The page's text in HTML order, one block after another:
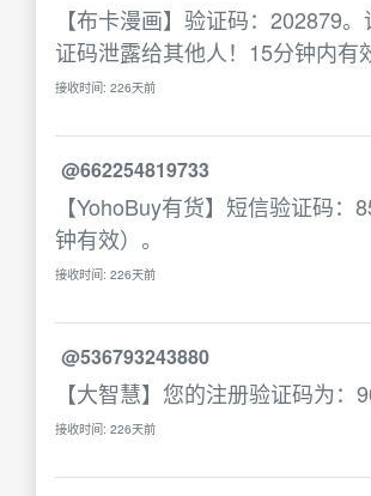
【布卡漫画】验证码：202879
证码泄露给其他人！15分钟内有
接收时间: 226天前
@662254819733
【YohoBuy有货】短信验证码：
钟有效）。
接收时间: 226天前
@536793243880
【大智慧】您的注册验证码为：
接收时间: 226天前